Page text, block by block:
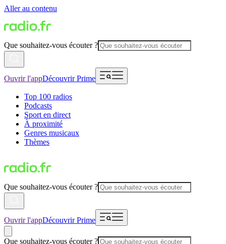
Aller au contenu
Que souhaitez-vous écouter ?
Ouvrir l'appDécouvrir Prime
Top 100 radios
Podcasts
Sport en direct
À proximité
Genres musicaux
Thèmes
Que souhaitez-vous écouter ?
Ouvrir l'appDécouvrir Prime
Que souhaitez-vous écouter ?